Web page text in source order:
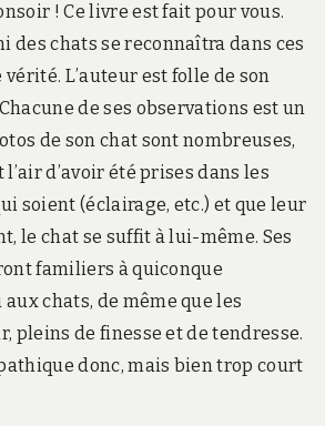
! Ce livre est fait pour vous.
des chats se reconnaîtra dans ces
L’auteur est folle de son
de ses observations est un
de son chat sont nombreuses,
d’avoir été prises dans les
soient (éclairage, etc.) et que leur
le chat se suffit à lui-même. Ses
familiers à quiconque
aux chats, de même que les
pleins de finesse et de tendresse.
donc, mais bien trop court